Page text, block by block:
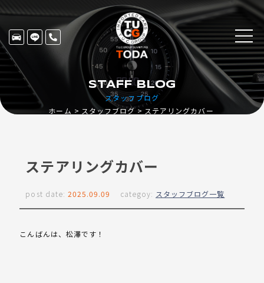
スタッフブログ
STAFF BLOG
ホーム スタッフブログ ステアリングカバー
ステアリングカバー
post date: 2025.09.09 categoy: スタッフブログ一覧
こんばんは、松澤です！